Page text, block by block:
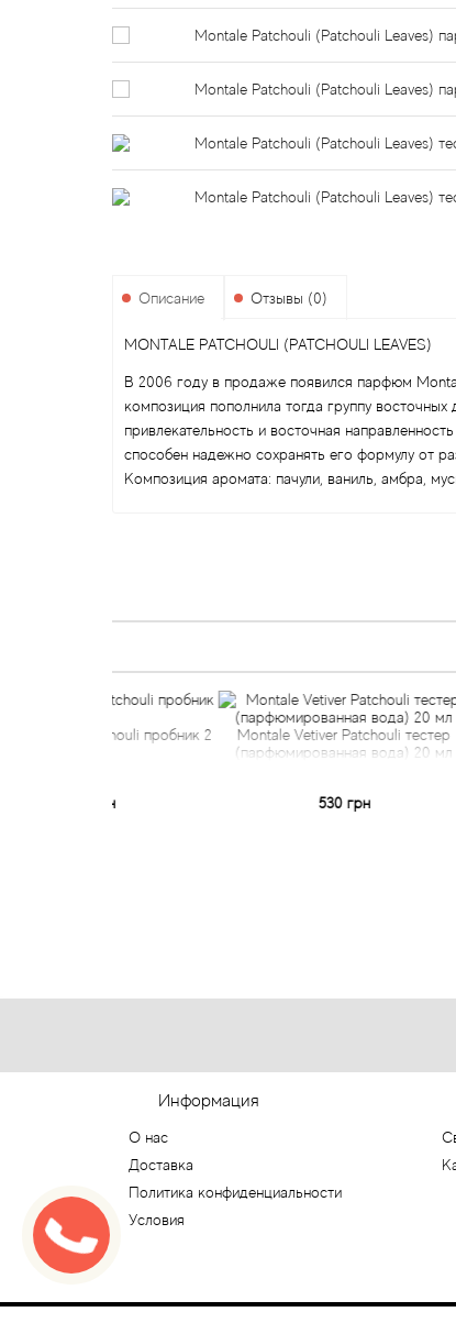
Montale Patchouli (Patchouli Leaves)
Montale Patchouli (Patchouli Leaves)
Montale Patchouli (Patchouli Leaves)
Montale Patchouli (Patchouli Leaves)
Описание Отзывы (0)
MONTALE PATCHOULI (PATCHOULI LEAVES)
В 2006 году в продаже появился парфюм
композиция пополнила тогда группу
привлекательность и восточная
способен надежно сохранять его формулу от
Композиция аромата: пачули, ваниль, амбра,
пробник 2
Montale Vetiver Patchouli тестер
(парфюмированная вода) 20 мл
Информация
О нас
Доставка
Политика конфиденциальности
Условия